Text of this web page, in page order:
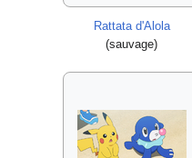
Rattata d'Alola
(sauvage)